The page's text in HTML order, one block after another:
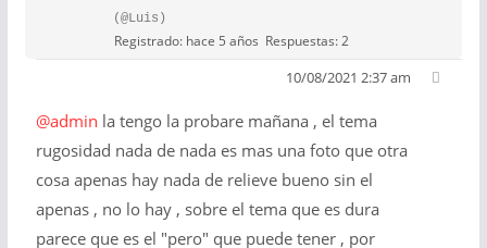
(@Luis)
Registrado: hace 5 años Respuestas: 2
10/08/2021 2:37 am
@admin la tengo la probare mañana , el tema
rugosidad nada de nada es mas una foto que otra
cosa apenas hay nada de relieve bueno sin el
apenas , no lo hay , sobre el tema que es dura
parece que es el "pero" que puede tener , por